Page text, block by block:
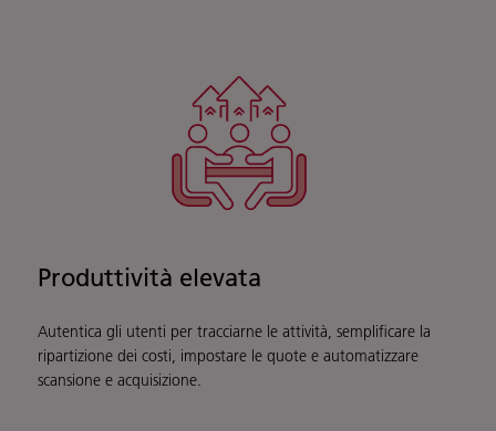
Produttività elevata
Autentica gli utenti per tracciarne le attività, semplificare la
ripartizione dei costi, impostare le quote e automatizzare
scansione e acquisizione.